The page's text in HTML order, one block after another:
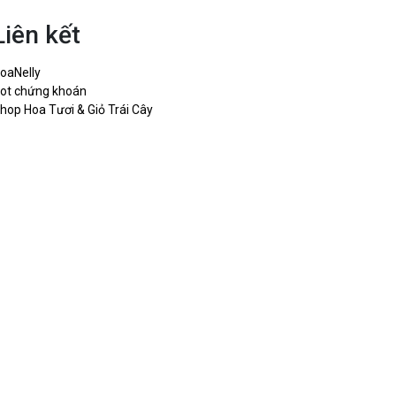
kết
chứng khoán
Hoa Tươi & Giỏ Trái Cây